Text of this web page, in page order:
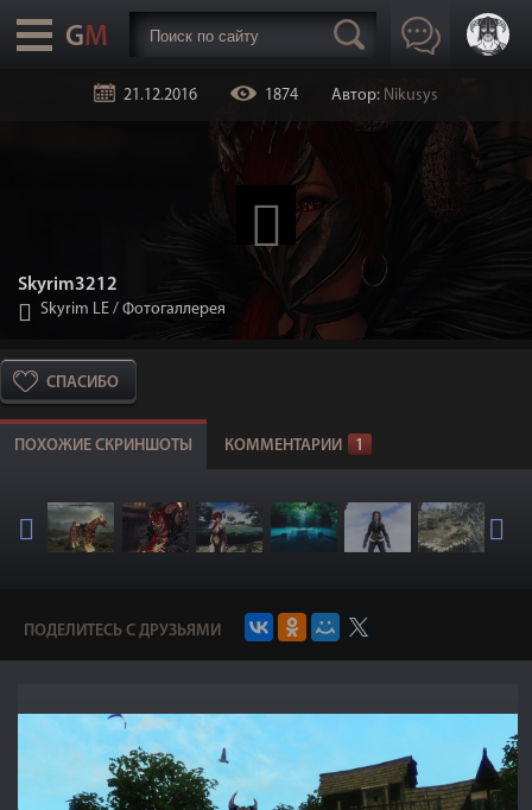
21.12.2016 1874 Автор: Nikusys
Skyrim3212
Skyrim LE / Фотогаллерея
СПАСИБО
ПОХОЖИЕ СКРИНШОТЫ КОММЕНТАРИИ 1
ПОДЕЛИТЕСЬ С ДРУЗЬЯМИ